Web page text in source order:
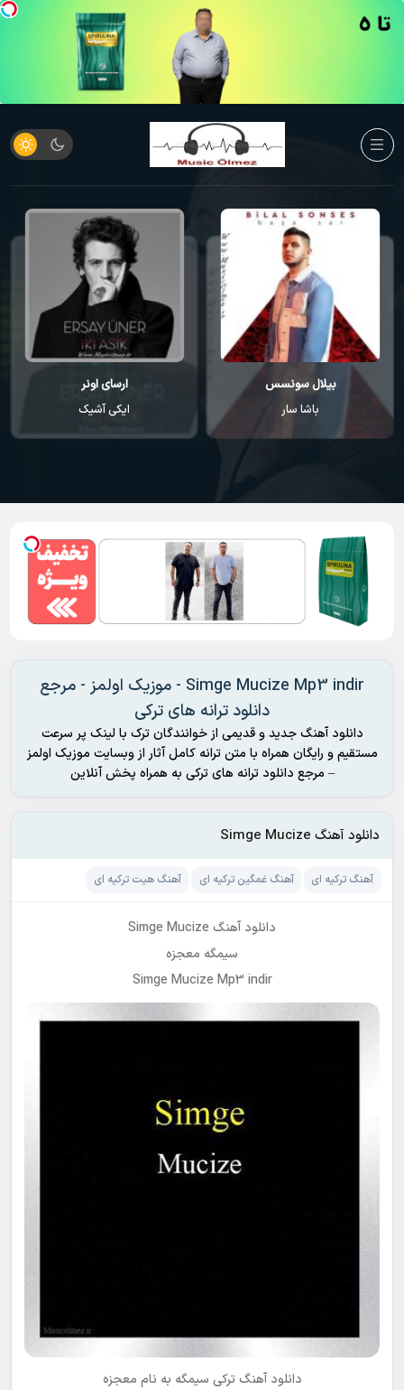
بیلال سونسس
باشا سار
ارسای اونر
ایکی آشیک
Simge Mucize Mp3 indir - موزیک اولمز - مرجع
دانلود ترانه های ترکی
دانلود آهنگ جدید و قدیمی از خوانندگان ترک با لینک پر سرعت
مستقیم و رایگان همراه با متن ترانه کامل آثار از وبسایت موزیک اولمز
– مرجع دانلود ترانه های ترکی به همراه پخش آنلاین
دانلود آهنگ Simge Mucize
آهنگ ترکیه ای آهنگ غمگین ترکیه ای آهنگ هیت ترکیه ای
دانلود آهنگ Simge Mucize
سیمگه معجزه
Simge Mucize Mp3 indir
دانلود آهنگ ترکی سیمگه به نام معجزه